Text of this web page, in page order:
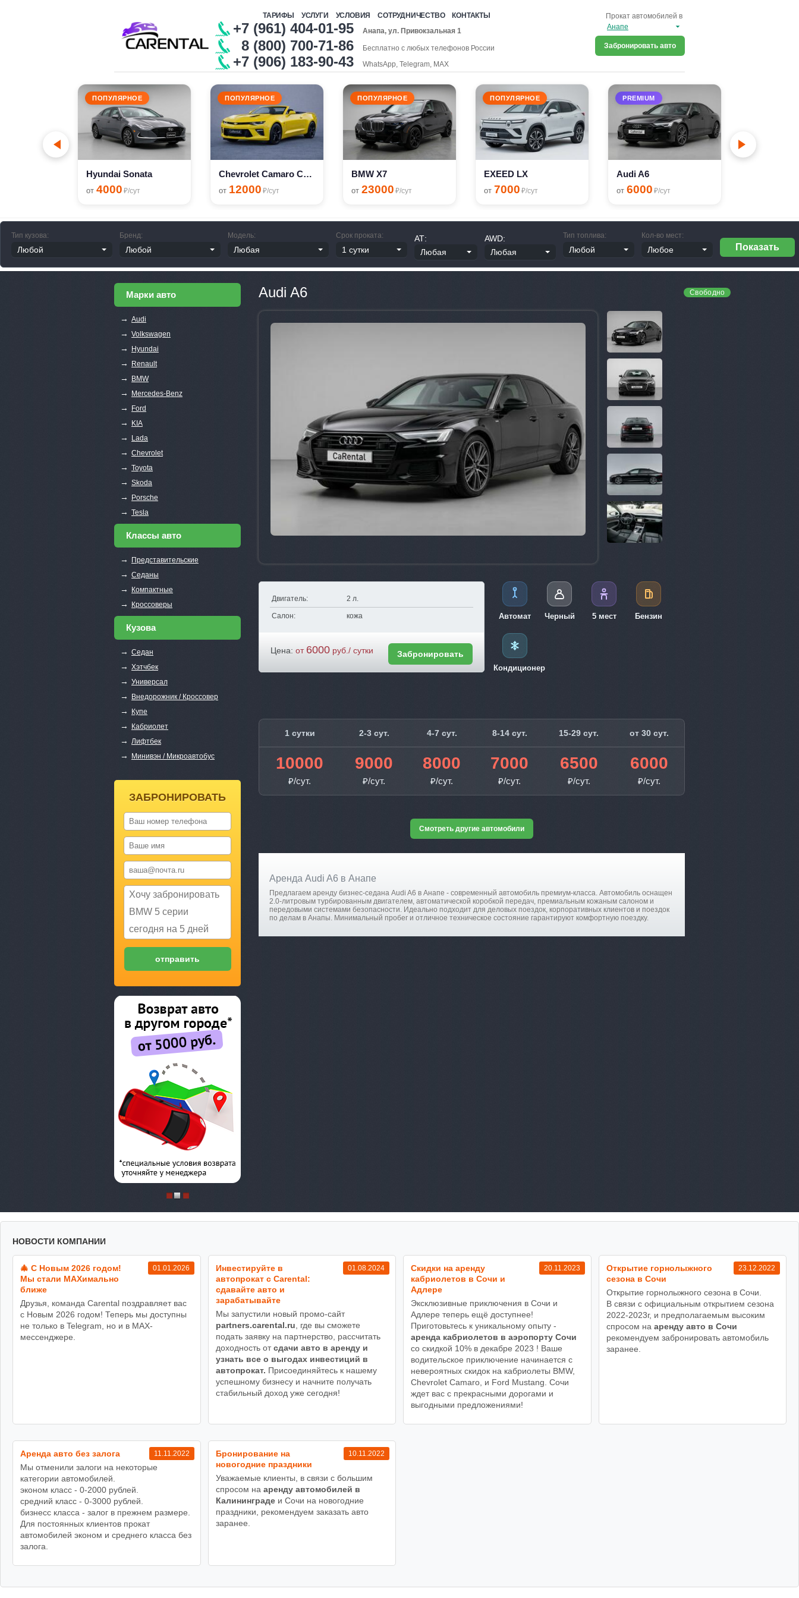
ТАРИФЫ УСЛУГИ УСЛОВИЯ СОТРУДНИЧЕСТВО КОНТАКТЫ Прокат автомобилей в
Забронировать авто
+7 (961) 404-01-95 Анапа, ул. Привокзальная 1
8 (800) 700-71-86 Бесплатно с любых телефонов России
+7 (906) 183-90-43 WhatsApp, Telegram, MAX
ПОПУЛЯРНОЕ
Hyundai Sonata
от 4000 ₽/сут
ПОПУЛЯРНОЕ
Chevrolet Camaro Cabriolet
от 12000 ₽/сут
ПОПУЛЯРНОЕ
BMW X7
от 23000 ₽/сут
ПОПУЛЯРНОЕ
EXEED LX
от 7000 ₽/сут
PREMIUM
Audi A6
от 6000 ₽/сут
Тип кузова: Бренд: Модель: Срок проката: АТ: AWD: Тип топлива: Кол-во мест:
Марки авто
→ Audi
→ Volkswagen
→ Hyundai
→ Renault
→ BMW
→ Mercedes-Benz
→ Ford
→ KIA
→ Lada
→ Chevrolet
→ Toyota
→ Skoda
→ Porsche
→ Tesla
Классы авто
→ Представительские
→ Седаны
→ Компактные
→ Кроссоверы
Кузова
→ Седан
→ Хэтчбек
→ Универсал
→ Внедорожник / Кроссовер
→ Купе
→ Кабриолет
→ Лифтбек
→ Минивэн / Микроавтобус
ЗАБРОНИРОВАТЬ
Audi A6 Свободно
Двигатель: 2 л.
Салон: кожа
Цена: от 6000 руб./ сутки Забронировать
Автомат Черный 5 мест Бензин
Кондиционер
1 сутки 2-3 сут. 4-7 сут. 8-14 сут. 15-29 сут. от 30 сут.
10000
₽/сут.
9000
₽/сут.
8000
₽/сут.
7000
₽/сут.
6500
₽/сут.
6000
₽/сут.
Смотреть другие автомобили
Аренда Audi A6 в Анапе
Предлагаем аренду бизнес-седана Audi A6 в Анапе - современный автомобиль премиум-класса. Автомобиль оснащен
2.0-литровым турбированным двигателем, автоматической коробкой передач, премиальным кожаным салоном и
передовыми системами безопасности. Идеально подходит для деловых поездок, корпоративных клиентов и поездок
по делам в Анапы. Минимальный пробег и отличное техническое состояние гарантируют комфортную поездку.
НОВОСТИ КОМПАНИИ
01.01.2026
🎄 С Новым 2026 годом!
Мы стали MAXимально
ближе
Друзья, команда Carental поздравляет вас
с Новым 2026 годом! Теперь мы доступны
не только в Telegram, но и в MAX-
мессенджере.
01.08.2024
Инвестируйте в
автопрокат с Carental:
сдавайте авто и
зарабатывайте
Мы запустили новый промо-сайт
partners.carental.ru , где вы сможете
подать заявку на партнерство, рассчитать
доходность отсдачи авто в аренду и
узнать все о выгодах инвестиций в
автопрокат. Присоединяйтесь к нашему
успешному бизнесу и начните получать
стабильный доход уже сегодня!
20.11.2023
Cкидки на аренду
кабриолетов в Сочи и
Адлере
Эксклюзивные приключения в Сочи и
Адлере теперь ещё доступнее!
Приготовьтесь к уникальному опыту -
аренда кабриолетов в аэропорту Сочи
со скидкой 10% в декабре 2023 ! Ваше
водительское приключение начинается с
невероятных скидок на кабриолеты BMW,
Chevrolet Camaro, и Ford Mustang. Сочи
ждет вас с прекрасными дорогами и
выгодными предложениями!
23.12.2022
Открытие горнолыжного
сезона в Сочи
Открытие горнолыжного сезона в Сочи.
В связи с официальным открытием сезона
2022-2023г, и предполагаемым высоким
спросом на аренду авто в Сочи
рекомендуем забронировать автомобиль
заранее.
11.11.2022
Аренда авто без залога
Мы отменили залоги на некоторые
категории автомобилей.
эконом класс - 0-2000 рублей.
средний класс - 0-3000 рублей.
бизнесс класса - залог в прежнем размере.
Для постоянных клиентов прокат
автомобилей эконом и среднего класса без
залога.
10.11.2022
Бронирование на
новогодние праздники
Уважаемые клиенты, в связи с большим
спросом на аренду автомобилей в
Калининградеи Сочи на новогодние
праздники, рекомендуем заказать авто
заранее.